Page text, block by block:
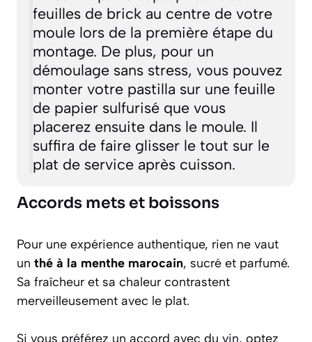
feuilles de brick au centre de votre
moule lors de la première étape du
montage. De plus, pour un
démoulage sans stress, vous pouvez
monter votre pastilla sur une feuille
de papier sulfurisé que vous
placerez ensuite dans le moule. Il
suffira de faire glisser le tout sur le
plat de service après cuisson.
Accords mets et boissons
Pour une expérience authentique, rien ne vaut
un thé à la menthe marocain, sucré et parfumé.
Sa fraîcheur et sa chaleur contrastent
merveilleusement avec le plat.
Si vous préférez un accord avec du vin, optez